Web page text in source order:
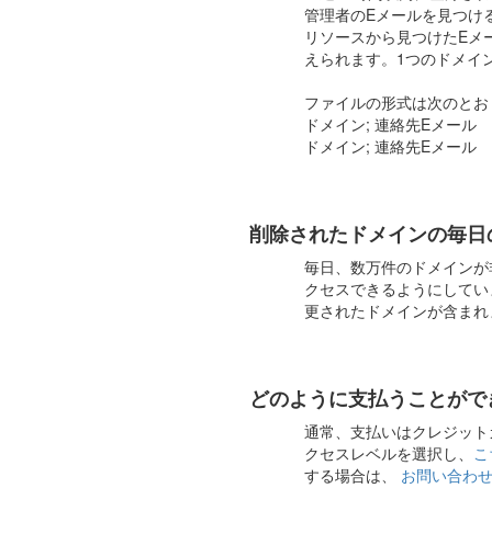
管理者のEメールを見つけ
リソースから見つけたE
えられます。1つのドメイ
ファイルの形式は次のと
ドメイン; 連絡先Eメール
ドメイン; 連絡先Eメール
削除されたドメインの毎
毎日、数万件のドメイン
クセスできるようにして
更されたドメインが含ま
どのように支払うことが
通常、支払いはクレジッ
クセスレベルを選択し、
する場合は、 お問い合わ